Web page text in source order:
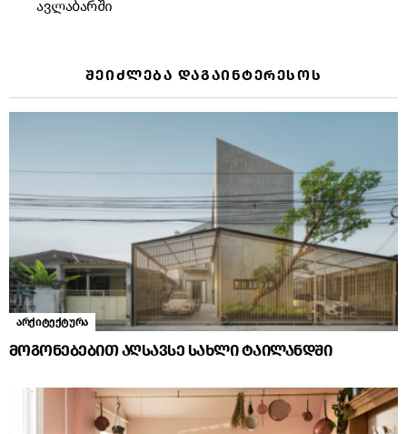
ავლაბარში
ᲨᲔᲘᲫᲚᲔᲑᲐ ᲓᲐᲒᲐᲘᲜᲢᲔᲠᲔᲡᲝᲡ
არქიტექტურა
მოგონებებით აღსავსე სახლი ტაილანდში